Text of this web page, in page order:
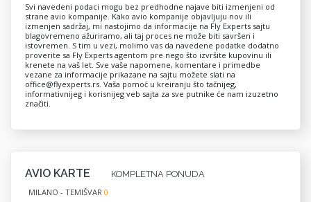
Svi navedeni podaci mogu bez predhodne najave biti izmenjeni od
strane avio kompanije. Kako avio kompanije objavljuju nov ili
izmenjen sadržaj, mi nastojimo da informacije na Fly Experts sajtu
blagovremeno ažuriramo, ali taj proces ne može biti savršen i
istovremen. S tim u vezi, molimo vas da navedene podatke dodatno
proverite sa Fly Experts agentom pre nego što izvršite kupovinu ili
krenete na vaš let. Sve vaše napomene, komentare i primedbe
vezane za informacije prikazane na sajtu možete slati na
office@flyexperts.rs . Vaša pomoć u kreiranju što tačnijeg,
informativnijeg i korisnijeg veb sajta za sve putnike će nam izuzetno
značiti.
AVIO KARTE
KOMPLETNA PONUDA
MILANO - TEMIŠVAR 0